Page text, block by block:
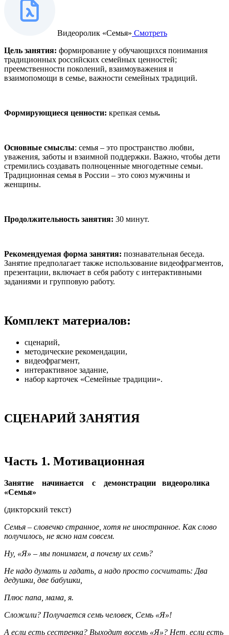
Видеоролик «Семья» Смотреть
Цель занятия: формирование у обучающихся понимания
традиционных российских семейных ценностей;
преемственности поколений, взаимоуважения и
взаимопомощи в семье, важности семейных традиций.
Формирующиеся ценности: крепкая семья.
Основные смыслы: семья – это пространство любви,
уважения, заботы и взаимной поддержки. Важно, чтобы дети
стремились создавать полноценные многодетные семьи.
Традиционная семья в России – это союз мужчины и
женщины.
Продолжительность занятия: 30 минут.
Рекомендуемая форма занятия: познавательная беседа.
Занятие предполагает также использование видеофрагментов,
презентации, включает в себя работу с интерактивными
заданиями и групповую работу.
Комплект материалов:
сценарий,
методические рекомендации,
видеофрагмент,
интерактивное задание,
набор карточек «Семейные традиции».
СЦЕНАРИЙ ЗАНЯТИЯ
Часть 1. Мотивационная
Занятие начинается с демонстрации видеоролика
«Семья»
(дикторский текст)
Семья – словечко странное, хотя не иностранное. Как слово
получилось, не ясно нам совсем.
Ну, «Я» – мы понимаем, а почему их семь?
Не надо думать и гадать, а надо просто сосчитать: Два
дедушки, две бабушки,
Плюс папа, мама, я.
Сложили? Получается семь человек, Семь «Я»!
А если есть сестренка? Выходит восемь «Я»? Нет, если есть